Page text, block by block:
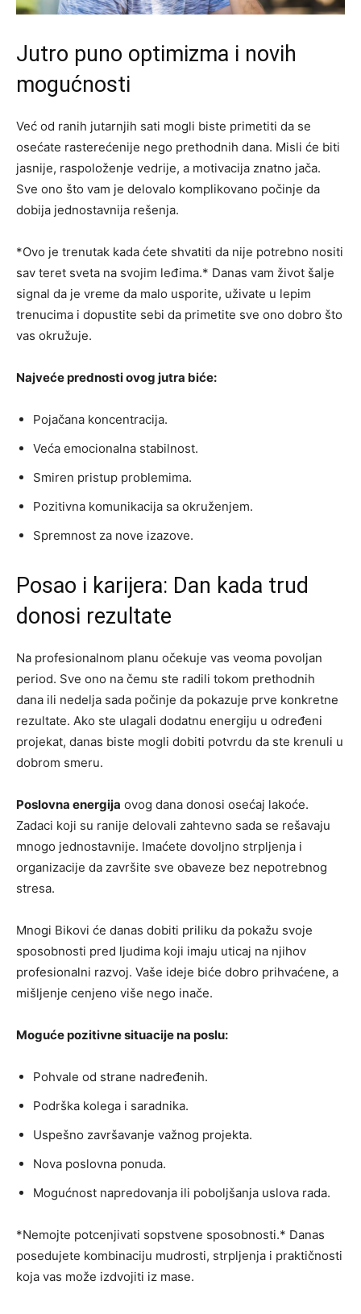
Jutro puno optimizma i novih
mogućnosti
Već od ranih jutarnjih sati mogli biste primetiti da se
osećate rasterećenije nego prethodnih dana. Misli će biti
jasnije, raspoloženje vedrije, a motivacija znatno jača.
Sve ono što vam je delovalo komplikovano počinje da
dobija jednostavnija rešenja.
*Ovo je trenutak kada ćete shvatiti da nije potrebno nositi
sav teret sveta na svojim leđima.* Danas vam život šalje
signal da je vreme da malo usporite, uživate u lepim
trenucima i dopustite sebi da primetite sve ono dobro što
vas okružuje.
Najveće prednosti ovog jutra biće:
Pojačana koncentracija.
Veća emocionalna stabilnost.
Smiren pristup problemima.
Pozitivna komunikacija sa okruženjem.
Spremnost za nove izazove.
Posao i karijera: Dan kada trud
donosi rezultate
Na profesionalnom planu očekuje vas veoma povoljan
period. Sve ono na čemu ste radili tokom prethodnih
dana ili nedelja sada počinje da pokazuje prve konkretne
rezultate. Ako ste ulagali dodatnu energiju u određeni
projekat, danas biste mogli dobiti potvrdu da ste krenuli u
dobrom smeru.
Poslovna energija ovog dana donosi osećaj lakoće.
Zadaci koji su ranije delovali zahtevno sada se rešavaju
mnogo jednostavnije. Imaćete dovoljno strpljenja i
organizacije da završite sve obaveze bez nepotrebnog
stresa.
Mnogi Bikovi će danas dobiti priliku da pokažu svoje
sposobnosti pred ljudima koji imaju uticaj na njihov
profesionalni razvoj. Vaše ideje biće dobro prihvaćene, a
mišljenje cenjeno više nego inače.
Moguće pozitivne situacije na poslu:
Pohvale od strane nadređenih.
Podrška kolega i saradnika.
Uspešno završavanje važnog projekta.
Nova poslovna ponuda.
Mogućnost napredovanja ili poboljšanja uslova rada.
*Nemojte potcenjivati sopstvene sposobnosti.* Danas
posedujete kombinaciju mudrosti, strpljenja i praktičnosti
koja vas može izdvojiti iz mase.